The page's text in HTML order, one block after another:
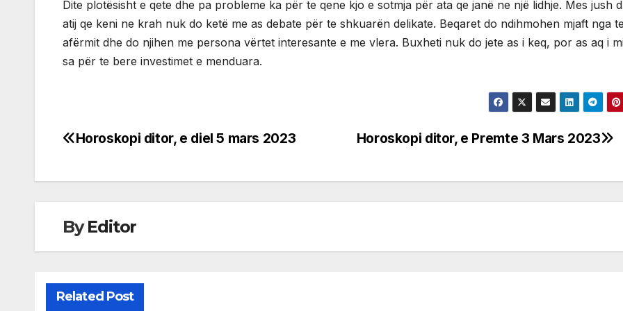
Dite plotësisht e qete dhe pa probleme ka për te qene kjo e sotmja për ata qe janë ne një lidhje. Mes jush
atij qe keni ne krah nuk do ketë me as debate për te shkuarën delikate. Beqaret do ndihmohen mjaft nga te
afërmit dhe do njihen me persona vërtet interesante e me vlera. Buxheti nuk do jete as i keq, por as aq i
sa për te bere investimet e menduara.
Post
Horoskopi ditor, e Premte 3 Mars 2023
Horoskopi ditor, e diel 5 mars 2023
ByEditor
Related Post